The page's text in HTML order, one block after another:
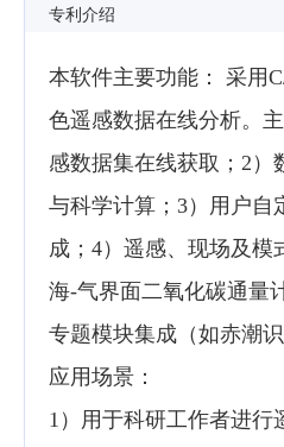
专利介绍
本软件主要功能： 采用
色遥感数据在线分析。
感数据集在线获取；2）
与科学计算；3）用户自
成；4）遥感、现场及模
海-气界面二氧化碳通量
专题模块集成（如赤潮
应用场景：
1）用于科研工作者进行